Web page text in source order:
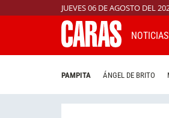
JUEVES 06 DE AGOSTO DEL
NOTICIAS
PAMPITA ÁNGEL DE BRITO